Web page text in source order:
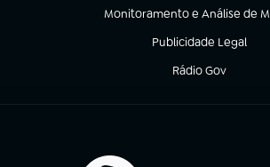
Monitoramento e Análise de
(abre em nova aba)
Publicidade Legal
(abre em nova aba)
Rádio Gov
(abre em nova aba)